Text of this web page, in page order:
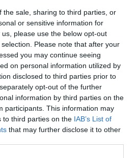
the sale, sharing to third parties, or
or sensitive information for
please use the below opt-out
Please note that after your
you may continue seeing
on personal information utilized by
disclosed to third parties prior to
opt-out of the further
information by third parties on the
participants. This information may
to third parties on the IAB’s List of
that may further disclose it to other
Εταιρεία*
Email*
Πόλη*